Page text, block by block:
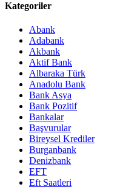
Kategoriler
Abank
Adabank
Akbank
Aktif Bank
Albaraka Türk
Anadolu Bank
Bank Asya
Bank Pozitif
Bankalar
Başvurular
Bireysel Krediler
Burganbank
Denizbank
EFT
Eft Saatleri